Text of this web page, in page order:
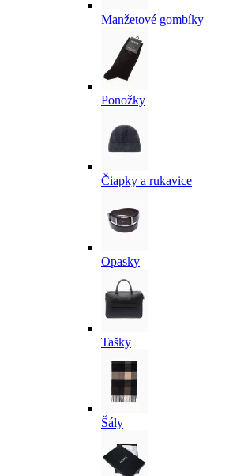
Manžetové gombíky
Ponožky
Čiapky a rukavice
Opasky
Tašky
Šály